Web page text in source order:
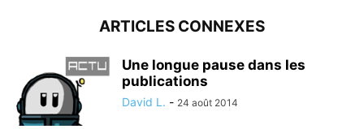
ARTICLES CONNEXES
Une longue pause dans les
publications
David L. - 24 août 2014